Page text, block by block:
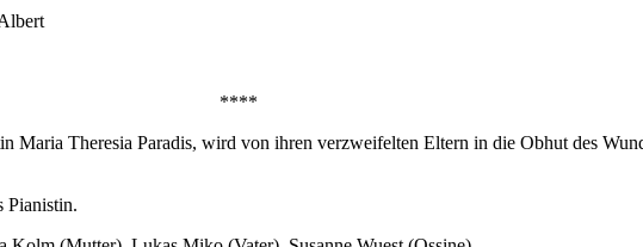
****
Maria Theresia Paradis, wird von ihren verzweifelten Eltern in die Obhut des
Pianistin.